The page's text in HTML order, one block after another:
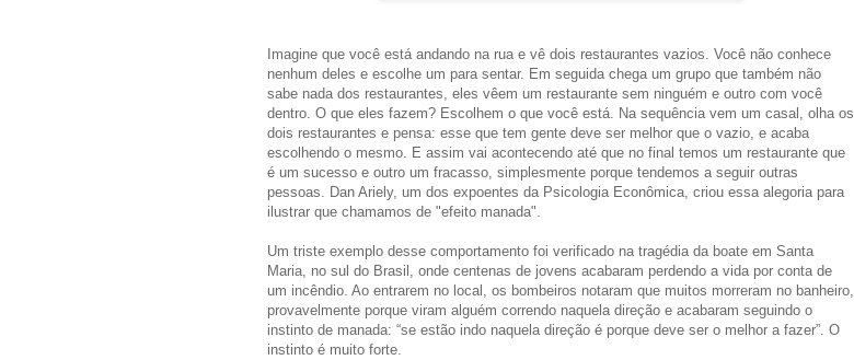
Imagine que você está andando na rua e vê dois restaurantes vazios. Você não conhece
nenhum deles e escolhe um para sentar. Em seguida chega um grupo que também não
sabe nada dos restaurantes, eles vêem um restaurante sem ninguém e outro com você
dentro. O que eles fazem? Escolhem o que você está. Na sequência vem um casal, olha os
dois restaurantes e pensa: esse que tem gente deve ser melhor que o vazio, e acaba
escolhendo o mesmo. E assim vai acontecendo até que no final temos um restaurante que
é um sucesso e outro um fracasso, simplesmente porque tendemos a seguir outras
pessoas. Dan Ariely, um dos expoentes da Psicologia Econômica, criou essa alegoria para
ilustrar que chamamos de "efeito manada".
Um triste exemplo desse comportamento foi verificado na tragédia da boate em Santa
Maria, no sul do Brasil, onde centenas de jovens acabaram perdendo a vida por conta de
um incêndio. Ao entrarem no local, os bombeiros notaram que muitos morreram no banheiro,
provavelmente porque viram alguém correndo naquela direção e acabaram seguindo o
instinto de manada: “se estão indo naquela direção é porque deve ser o melhor a fazer”. O
instinto é muito forte.